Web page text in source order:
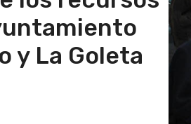
y La Goleta